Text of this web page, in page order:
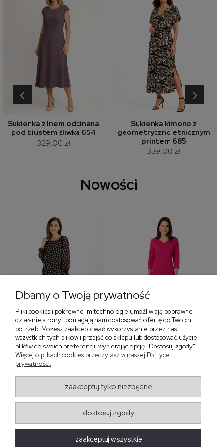
Sukienka z lnem odcinana
pod biustem śliwka 654
329,00 zł
Sukienka kimono z
geometryczno etnicznym
printem 685
339,00 zł
‹ ›
Nowości
Sukienka z falbaną i
bufiastym rękawem w
405,30 zł
Sukienka z dekoltem w
299,00 zł
‹
Regulaminy
Obsługa zamówień
Dbamy o Twoją prywatność
Pliki cookies i pokrewne im technologie umożliwiają poprawne
działanie strony i pomagają nam dostosować ofertę do Twoich
potrzeb. Możesz zaakceptować wykorzystanie przez nas
wszystkich tych plików i przejść do sklepu lub dostosować użycie
plików do swoich preferencji, wybierając opcję "Dostosuj zgody".
Więcej o plikach cookies przeczytasz w naszej Polityce
prywatności.
zaakceptuj tylko niezbędne
dostosuj zgody
zaakceptuj wszystkie